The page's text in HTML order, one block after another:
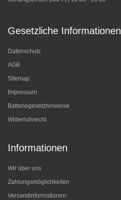
Gesetzliche Informationen
Datenschutz
AGB
Sitemap
Impressum
Batteriegesetzhinweise
Widerrufsrecht
Informationen
Wir über uns
Zahlungsmöglichkeiten
Versandinformationen